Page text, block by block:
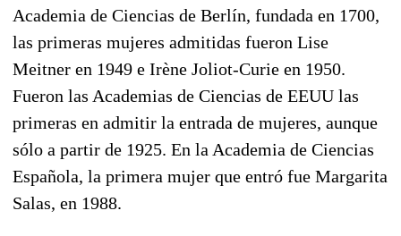
Academia de Ciencias de Berlín, fundada en 1700,
las primeras mujeres admitidas fueron Lise
Meitner en 1949 e Irène Joliot-Curie en 1950.
Fueron las Academias de Ciencias de EEUU las
primeras en admitir la entrada de mujeres, aunque
sólo a partir de 1925. En la Academia de Ciencias
Española, la primera mujer que entró fue Margarita
Salas, en 1988.